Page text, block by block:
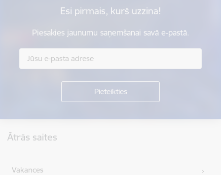
Esi pirmais, kurš uzzina!
Piesakies jaunumu saņemšanai savā e-pastā.
Ātrās saites
Vakances